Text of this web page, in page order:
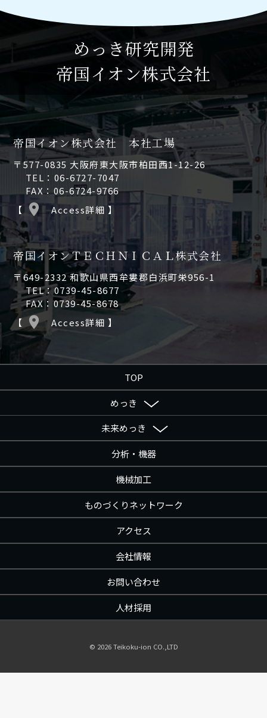
めっき研究開発
帝国イオン株式会社
帝国イオン株式会社 本社工場
〒577-0835 大阪府東大阪市柏田西1-12-26
TEL：06-6727-7047
FAX：06-6724-9766
【
Access詳細 】
帝国イオンＴＥＣＨＮＩＣＡＬ株式会社
〒649-2332 和歌山県西牟婁郡白浜町栄956-1
TEL：0739-45-8677
FAX：0739-45-8678
【
Access詳細 】
TOP
めっき
未来めっき
分析・機器
機械加工
ものづくりネットワーク
アクセス
会社情報
お問い合わせ
人材採用
©︎ 2026 Teikoku-ion CO.,LTD